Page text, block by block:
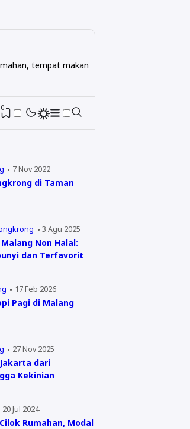
tempat makan
0
7 Nov 2022
di Taman
3 Agu 2025
Non Halal:
dan Terfavorit
17 Feb 2026
Pagi di Malang
27 Nov 2025
dari
Kekinian
20 Jul 2024
Rumahan, Modal